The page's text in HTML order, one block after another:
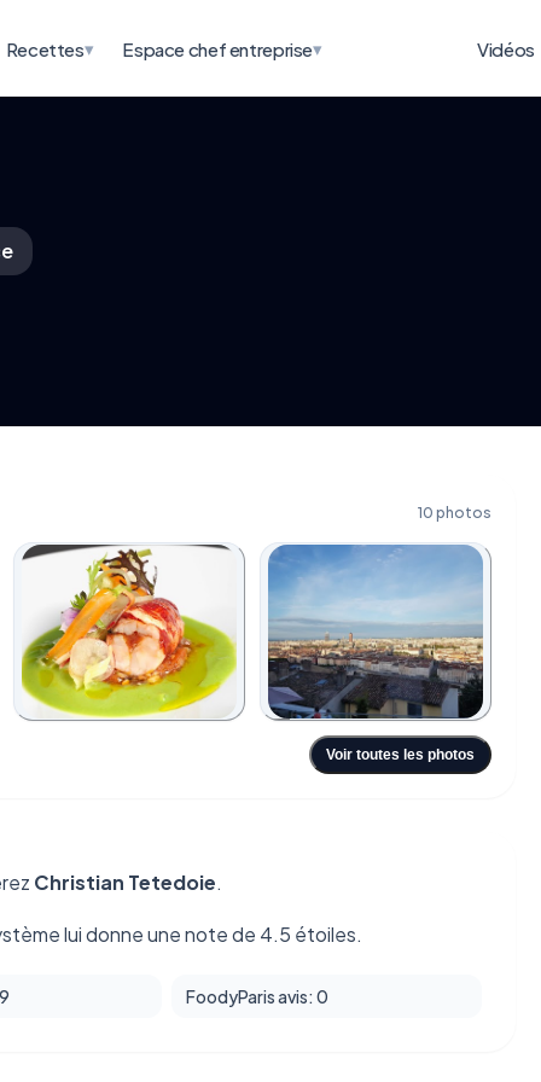
Recettes▾ Espace chef entreprise▾ Vidéos
10 photos
Voir toutes les photos
Christian Tetedoie.
lui donne une note de 4.5 étoiles.
FoodyParis avis: 0